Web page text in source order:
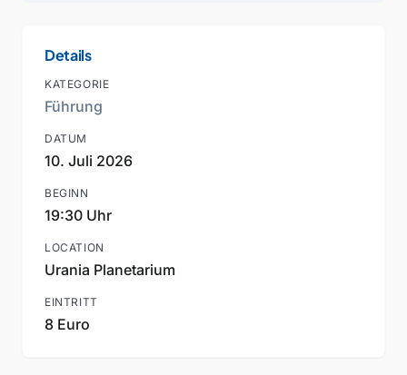
Details
KATEGORIE
Führung
DATUM
10. Juli 2026
BEGINN
19:30 Uhr
LOCATION
Urania Planetarium
EINTRITT
8 Euro